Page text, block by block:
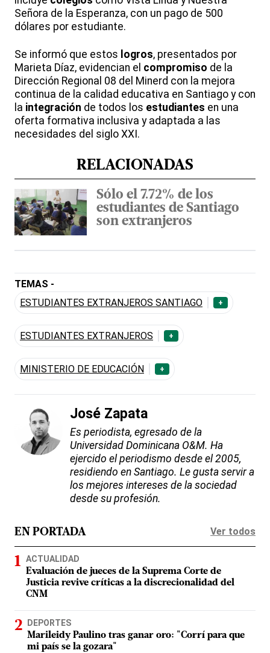
Señora de la Esperanza, con un pago de 500
dólares por estudiante.
Se informó que estos logros, presentados por
Marieta Díaz, evidencian el compromiso de la
Dirección Regional 08 del Minerd con la mejora
continua de la calidad educativa en Santiago y con
la integración de todos los estudiantes en una
oferta formativa inclusiva y adaptada a las
necesidades del siglo XXI.
RELACIONADAS
Sólo el 7.72% de los
estudiantes de Santiago
son extranjeros
TEMAS -
ESTUDIANTES EXTRANJEROS SANTIAGO
+
ESTUDIANTES EXTRANJEROS +
MINISTERIO DE EDUCACIÓN +
José Zapata
Es periodista, egresado de la
Universidad Dominicana O&M. Ha
ejercido el periodismo desde el 2005,
residiendo en Santiago. Le gusta servir a
los mejores intereses de la sociedad
desde su profesión.
EN PORTADA Ver todos
ACTUALIDAD
Evaluación de jueces de la Suprema Corte de
Justicia revive críticas a la discrecionalidad del
CNM
DEPORTES
Marileidy Paulino tras ganar oro: "Corrí para que
mi país se la gozara"